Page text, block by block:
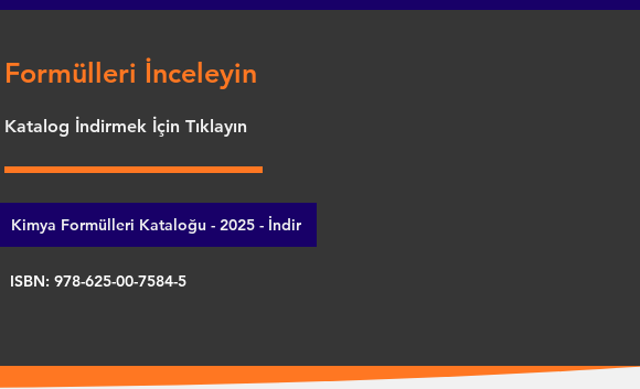
Formülleri İnceleyin
Katalog İndirmek İçin Tıklayın
Kimya Formülleri Kataloğu - 2025 - İndir
ISBN: 978-625-00-7584-5